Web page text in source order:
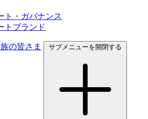
ト・ガバナンス
トブランド
の皆さま サブメニューを開閉する